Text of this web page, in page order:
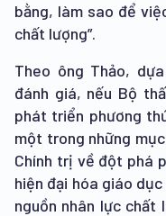
bằng, làm sao để
chất lượng”.
Theo ông Thảo,
đánh giá, nếu Bộ
phát triển phương
một trong những
Chính trị về đột phá
hiện đại hóa giáo
nguồn nhân lực chất